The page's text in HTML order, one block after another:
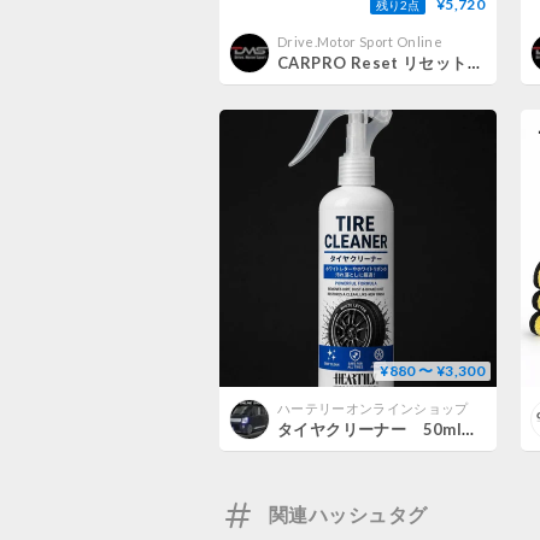
残り2点 ¥5,720
Drive.Motor Sport Online
CARPRO Reset リセット カーシャンプー 中性 1000ml
¥880 〜 ¥3,300
ハーテリーオンラインショップ
タイヤクリーナー 50ml（ミニボトル） 300ml （通常ボトル）
関連ハッシュタグ